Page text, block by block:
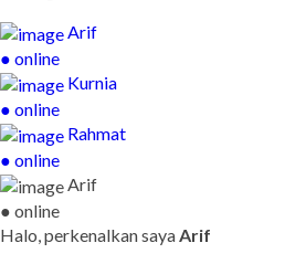
Arif
● online
Kurnia
● online
Rahmat
● online
Arif
● online
Halo, perkenalkan sayaArif